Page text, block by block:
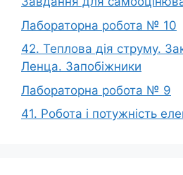
Лабораторна робота № 10
42. Теплова дія струму.
Ленца. Запобіжники
Лабораторна робота № 9
41. Робота і потужність